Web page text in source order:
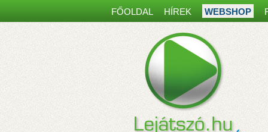
FŐOLDAL HÍREK WEBSHOP